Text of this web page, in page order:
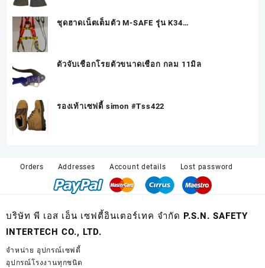
ชุดฮาดเน็ตเต็มตัว M-SAFE รุุ่น K34
ตัวจับเชือกโรยตัวขนาดเชือก กลม 11มิล
รองเท้าเซฟตี้ simon #Tss422
Orders Addresses Account details Lost password
บริษัท พี เอส เอ็น เซฟตี้อินเตอร์เทค จำกัด P.S.N. SAFETY
INTERTECH CO., LTD.
จำหน่าย อุปกรณ์เซฟตี้
อุปกรณ์โรงงานทุกชนิด